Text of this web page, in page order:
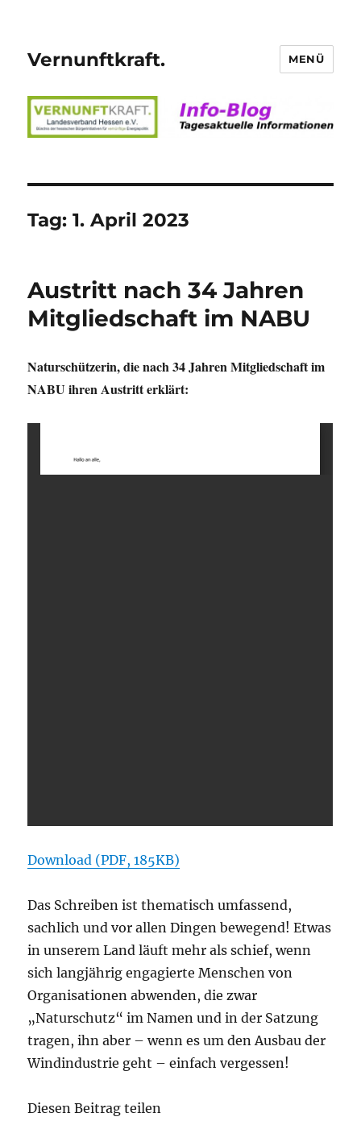
Vernunftkraft. MENÜ
Tag:1. April 2023
Austritt nach 34 Jahren
Mitgliedschaft im NABU
Naturschützerin, die nach 34 Jahren Mitgliedschaft im
NABU ihren Austritt erklärt:
Download (PDF, 185KB)
Das Schreiben ist thematisch umfassend,
sachlich und vor allen Dingen bewegend! Etwas
in unserem Land läuft mehr als schief, wenn
sich langjährig engagierte Menschen von
Organisationen abwenden, die zwar
„Naturschutz“ im Namen und in der Satzung
tragen, ihn aber – wenn es um den Ausbau der
Windindustrie geht – einfach vergessen!
Diesen Beitrag teilen